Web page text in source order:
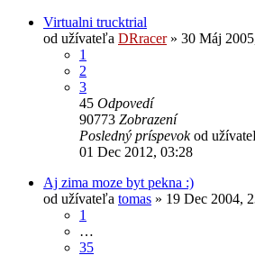
Virtualni trucktrial
od užívateľa DRracer» 30 Máj
1
2
3
45 Odpovedí
90773 Zobrazení
Posledný príspevokod
01 Dec 2012, 03:28
Aj zima moze byt pekna :)
od užívateľa tomas » 19 Dec 2004,
1
…
35